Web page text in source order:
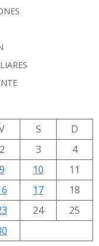
S
D
2 3
4
9 10
11
17
18
24
25